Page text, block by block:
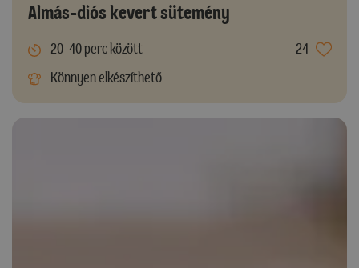
Almás-diós kevert sütemény
20-40 perc között
24
Könnyen elkészíthető